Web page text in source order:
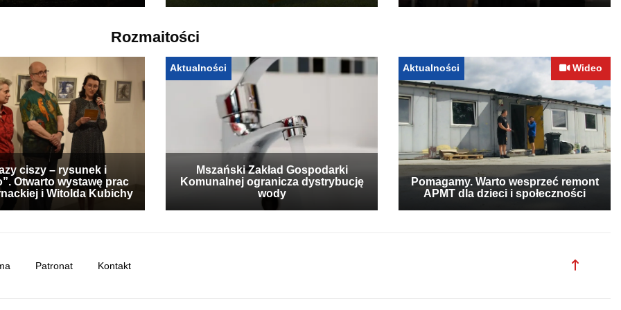
Rozmaitości
ciszy – rysunek i
Otwarto wystawę prac
i Witolda Kubichy
Aktualności
Mszański Zakład Gospodarki
Komunalnej ogranicza dystrybucję
wody
Aktualności Wideo
Pomagamy. Warto wesprzeć remont
APMT dla dzieci i społeczności
Patronat Kontakt